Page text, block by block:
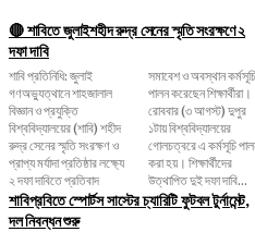
🔴 শাবিতে জুলাইশহীদ রুদ্র সেনের স্মৃতি সংরক্ষণে ২
দফা দাবি
শাবি প্রতিনিধি: জুলাই
গণঅভ্যুত্থানে শাহজালাল
বিজ্ঞান ও প্রযুক্তি
বিশ্ববিদ্যালয়ের (শাবি) শহীদ
রুদ্র সেনের স্মৃতি সংরক্ষণ ও
প্রাপ্য মর্যাদা প্রতিষ্ঠার লক্ষ্যে
২ দফা দাবিতে প্রতিবাদ
সমাবেশ ও অবস্থান কর্মসূচি
পালন করেছেন শিক্ষার্থীরা।
রোববার (৩ আগস্ট) দুপুর
১টায় বিশ্ববিদ্যালয়ের
গোলচত্বরে এ কর্মসূচি পালন
করা হয়। শিক্ষার্থীদের
উত্থাপিত দুই দফা দাবি...
শাবিপ্রবিতে স্পোর্টস সাস্টের চ্যারিটি ফুটবল টুর্নামেন্ট,
দল নিবন্ধন শুরু